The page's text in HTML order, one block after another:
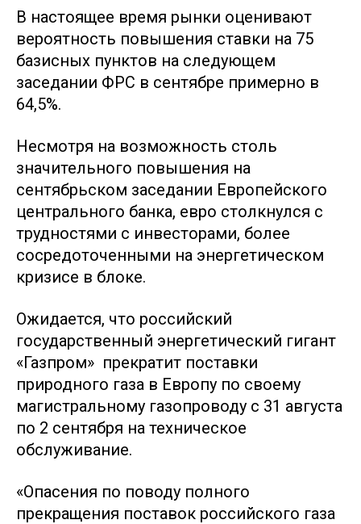
В настоящее время рынки оценивают
вероятность повышения ставки на 75
базисных пунктов на следующем
заседании ФРС в сентябре примерно в
64,5%.
Несмотря на возможность столь
значительного повышения на
сентябрьском заседании Европейского
центрального банка, евро столкнулся с
трудностями с инвесторами, более
сосредоточенными на энергетическом
кризисе в блоке.
Ожидается, что российский
государственный энергетический гигант
«Газпром» прекратит поставки
природного газа в Европу по своему
магистральному газопроводу с 31 августа
по 2 сентября на техническое
обслуживание.
«Опасения по поводу полного
прекращения поставок российского газа